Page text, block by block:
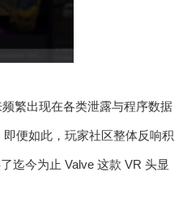
繁出现在各类泄露与程序数据
便如此，玩家社区整体反响积
迄今为止 Valve 这款 VR 头显